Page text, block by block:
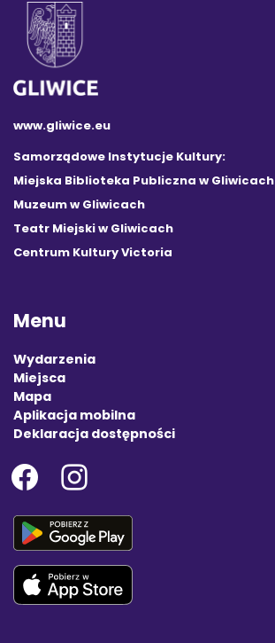
www.gliwice.eu
Samorządowe Instytucje Kultury:
Miejska Biblioteka Publiczna w Gliwicach
Muzeum w Gliwicach
Teatr Miejski w Gliwicach
Centrum Kultury Victoria
Menu
Wydarzenia
Miejsca
Mapa
Aplikacja mobilna
Deklaracja dostępności